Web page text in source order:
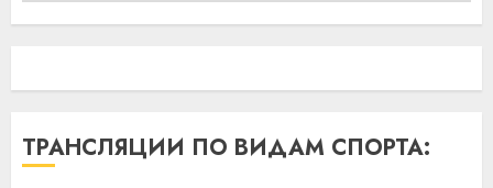
ТРАНСЛЯЦИИ ПО ВИДАМ СПОРТА: